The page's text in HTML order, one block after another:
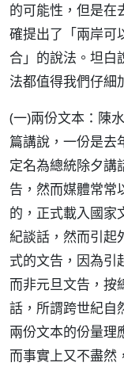
的可能性，但是
確提出了「兩岸可
合」的說法。坦白
法都值得我們仔細
(一)兩份文本：陳
篇講說，一份是去
定名為總統除夕講
告，然而媒體常常
的，正式載入國家
紀談話，然而引起
式的文告，因為引
而非元旦文告，按
話，所謂跨世紀自
兩份文本的份量理
而事實上又不盡然